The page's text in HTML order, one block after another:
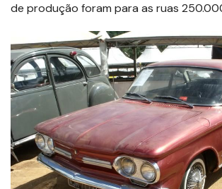
de produção foram para as ruas